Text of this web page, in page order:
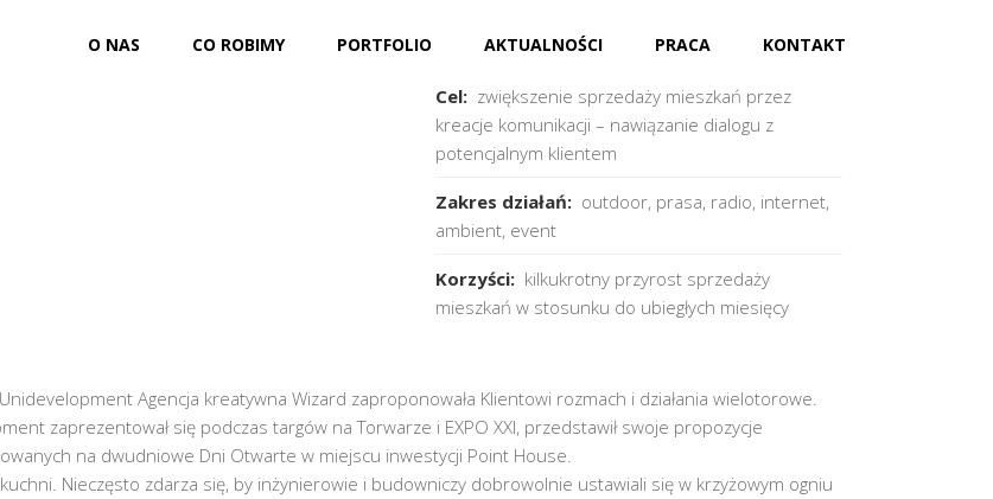
O NAS CO ROBIMY PORTFOLIO AKTUALNOŚCI PRACA KONTAKT
Klient:Unidevelopment
Cel: zwiększenie sprzedaży mieszkań przez
kreacje komunikacji – nawiązanie dialogu z
potencjalnym klientem
Zakres działań: outdoor, prasa, radio, internet,
ambient, event
Korzyści: kilkukrotny przyrost sprzedaży
mieszkań w stosunku do ubiegłych miesięcy
Agencja kreatywna Wizard zaproponowała Klientowi rozmach i działania wielotorowe.
zaprezentował się podczas targów na Torwarze i EXPO XXI, przedstawił swoje propozycje
na dwudniowe Dni Otwarte w miejscu inwestycji Point House.
Nieczęsto zdarza się, by inżynierowie i budowniczy dobrowolnie ustawiali się w krzyżowym ogniu